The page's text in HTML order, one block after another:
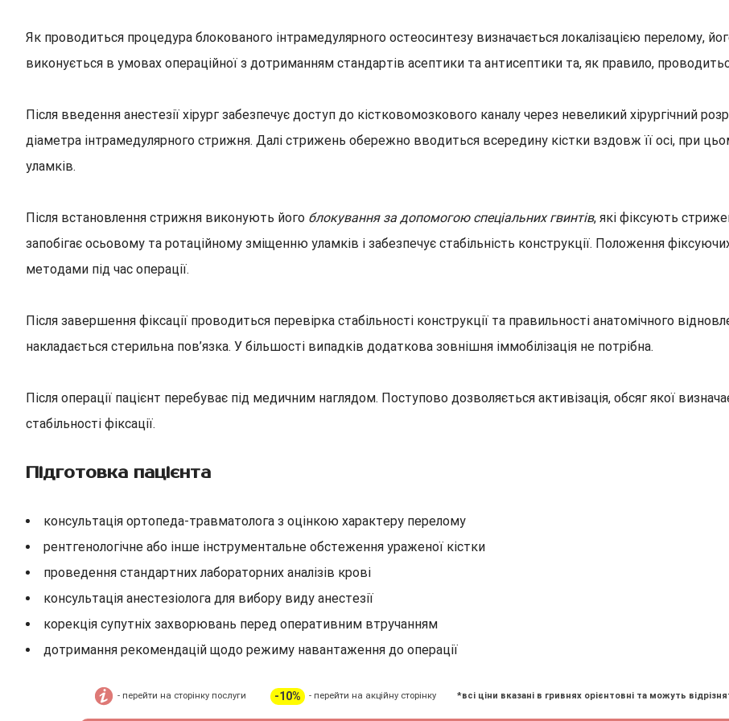
Як проводиться процедура блокованого інтрамедулярного остеосинтезу визначається локалізацією перелому,
виконується в умовах операційної з дотриманням стандартів асептики та антисептики та, як правило,
Після введення анестезії хірург забезпечує доступ до кістковомозкового каналу через невеликий хірургічний
діаметра інтрамедулярного стрижня. Далі стрижень обережно вводиться всередину кістки вздовж її осі, при
уламків.
Після встановлення стрижня виконують його блокування за допомогою спеціальних гвинтів, які фіксують
запобігає осьовому та ротаційному зміщенню уламків і забезпечує стабільність конструкції. Положення
методами під час операції.
Після завершення фіксації проводиться перевірка стабільності конструкції та правильності анатомічного
накладається стерильна пов’язка. У більшості випадків додаткова зовнішня іммобілізація не потрібна.
Після операції пацієнт перебуває під медичним наглядом. Поступово дозволяється активізація, обсяг якої
стабільності фіксації.
Підготовка пацієнта
консультація ортопеда-травматолога з оцінкою характеру перелому
рентгенологічне або інше інструментальне обстеження ураженої кістки
проведення стандартних лабораторних аналізів крові
консультація анестезіолога для вибору виду анестезії
корекція супутніх захворювань перед оперативним втручанням
дотримання рекомендацій щодо режиму навантаження до операції
- перейти на сторінку послуги -10% - перейти на акційну сторінку *всі ціни вказані в гривнях орієнтовні та можуть